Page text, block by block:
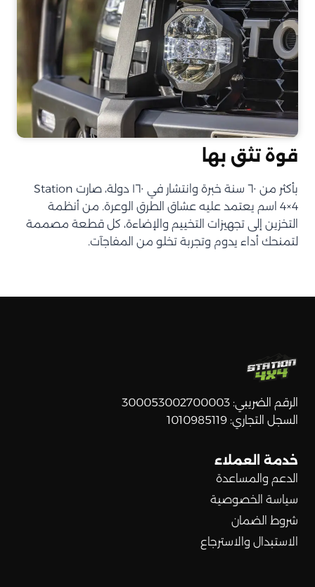
قوة تثق بها
بأكثر من ٦٠ سنة خبرة وانتشار في ١٦٠ دولة، صارت Station
4×4 اسم يعتمد عليه عشاق الطرق الوعرة. من أنظمة
التخزين إلى تجهيزات التخييم والإضاءة، كل قطعة مصممة
لتمنحك أداء يدوم وتجربة تخلو من المفاجآت.
الرقم الضريبي: 300053002700003
السجل التجاري: 1010985119
خدمة العملاء
الدعم والمساعدة
سياسة الخصوصية
شروط الضمان
الاستبدال والاسترجاع